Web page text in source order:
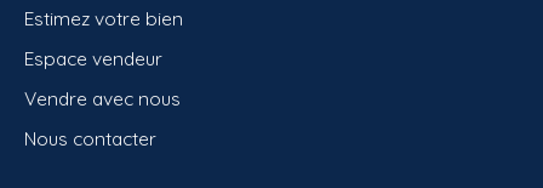
Estimez votre bien
Espace vendeur
Vendre avec nous
Nous contacter